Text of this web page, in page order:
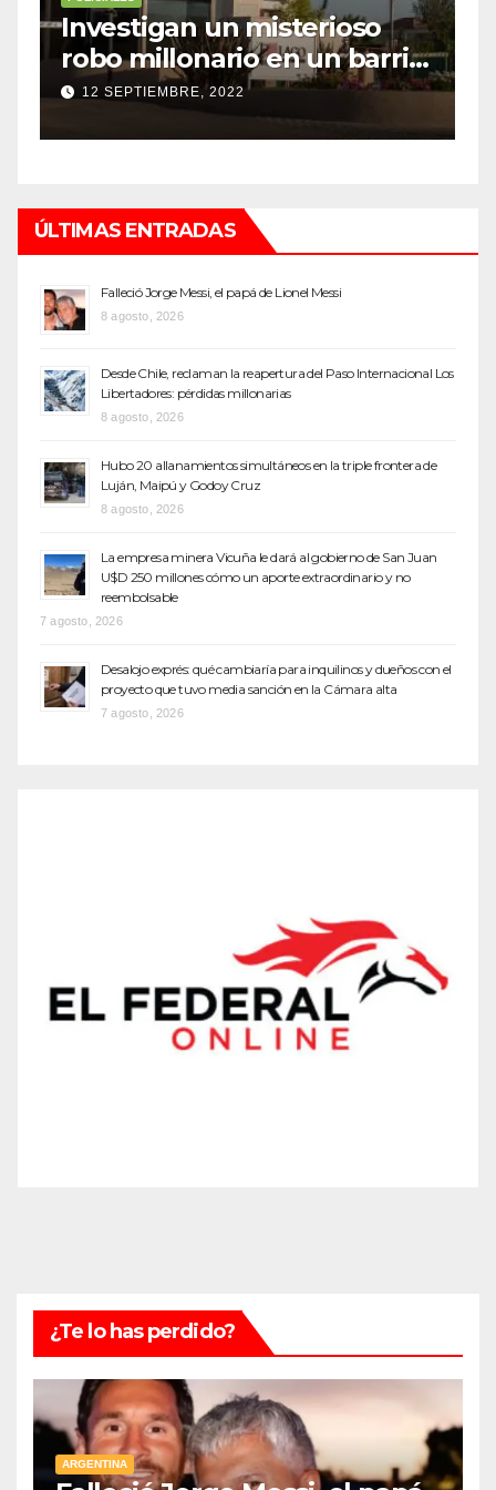
Investigan un misterioso
robo millonario en un barrio
top de Maipú
12 SEPTIEMBRE, 2022
ÚLTIMAS ENTRADAS
Falleció Jorge Messi, el papá de Lionel Messi
8 agosto, 2026
Desde Chile, reclaman la reapertura del Paso Internacional Los
Libertadores: pérdidas millonarias
8 agosto, 2026
Hubo 20 allanamientos simultáneos en la triple frontera de
Luján, Maipú y Godoy Cruz
8 agosto, 2026
La empresa minera Vicuña le dará al gobierno de San Juan
U$D 250 millones cómo un aporte extraordinario y no
reembolsable
7 agosto, 2026
Desalojo exprés: qué cambiaría para inquilinos y dueños con el
proyecto que tuvo media sanción en la Cámara alta
7 agosto, 2026
¿Te lo has perdido?
ARGENTINA